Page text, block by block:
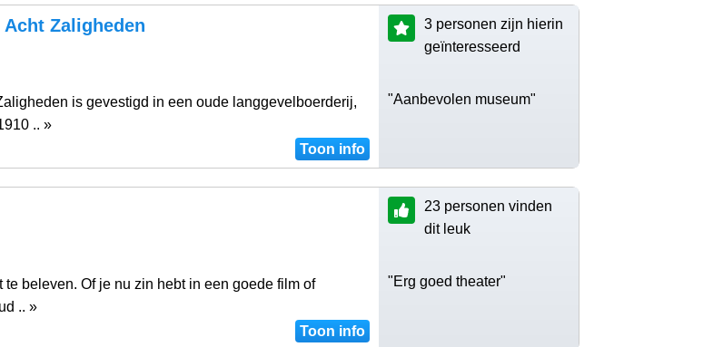
Acht Zaligheden
is gevestigd in een oude langgevelboerderij,
.. »
Toon info
3 personen zijn hierin
geïnteresseerd
"Aanbevolen museum"
te beleven. Of je nu zin hebt in een goede film of
.. »
Toon info
23 personen vinden
dit leuk
"Erg goed theater"